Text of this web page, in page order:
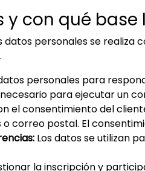
y con qué
datos personales se
personales para
para ejecutar un
el consentimiento del
correo postal. El
Los datos se utilizan
la inscripción y